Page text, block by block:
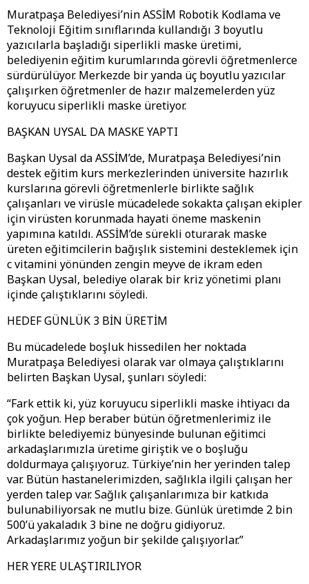
Muratpaşa Belediyesi’nin ASSİM Robotik Kodlama ve
Teknoloji Eğitim sınıflarında kullandığı 3 boyutlu
yazıcılarla başladığı siperlikli maske üretimi,
belediyenin eğitim kurumlarında görevli öğretmenlerce
sürdürülüyor. Merkezde bir yanda üç boyutlu yazıcılar
çalışırken öğretmenler de hazır malzemelerden yüz
koruyucu siperlikli maske üretiyor.
BAŞKAN UYSAL DA MASKE YAPTI
Başkan Uysal da ASSİM’de, Muratpaşa Belediyesi’nin
destek eğitim kurs merkezlerinden üniversite hazırlık
kurslarına görevli öğretmenlerle birlikte sağlık
çalışanları ve virüsle mücadelede sokakta çalışan ekipler
için virüsten korunmada hayati öneme maskenin
yapımına katıldı. ASSİM’de sürekli oturarak maske
üreten eğitimcilerin bağışlık sistemini desteklemek için
c vitamini yönünden zengin meyve de ikram eden
Başkan Uysal, belediye olarak bir kriz yönetimi planı
içinde çalıştıklarını söyledi.
HEDEF GÜNLÜK 3 BİN ÜRETİM
Bu mücadelede boşluk hissedilen her noktada
Muratpaşa Belediyesi olarak var olmaya çalıştıklarını
belirten Başkan Uysal, şunları söyledi:
“Fark ettik ki, yüz koruyucu siperlikli maske ihtiyacı da
çok yoğun. Hep beraber bütün öğretmenlerimiz ile
birlikte belediyemiz bünyesinde bulunan eğitimci
arkadaşlarımızla üretime giriştik ve o boşluğu
doldurmaya çalışıyoruz. Türkiye’nin her yerinden talep
var. Bütün hastanelerimizden, sağlıkla ilgili çalışan her
yerden talep var. Sağlık çalışanlarımıza bir katkıda
bulunabiliyorsak ne mutlu bize. Günlük üretimde 2 bin
500’ü yakaladık 3 bine ne doğru gidiyoruz.
Arkadaşlarımız yoğun bir şekilde çalışıyorlar.”
HER YERE ULAŞTIRILIYOR